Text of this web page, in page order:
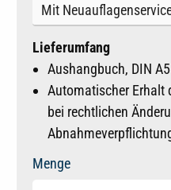
Lieferumfang
Aushangbuch, DIN
Automatischer Erhalt
bei rechtlichen
Menge